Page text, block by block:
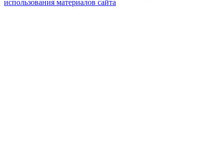
использования материалов сайта